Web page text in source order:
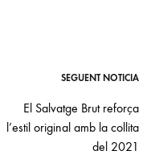
SEGÜENT NOTÍCIA
El Salvatge Brut reforça
l’estil original amb la collita
del 2021